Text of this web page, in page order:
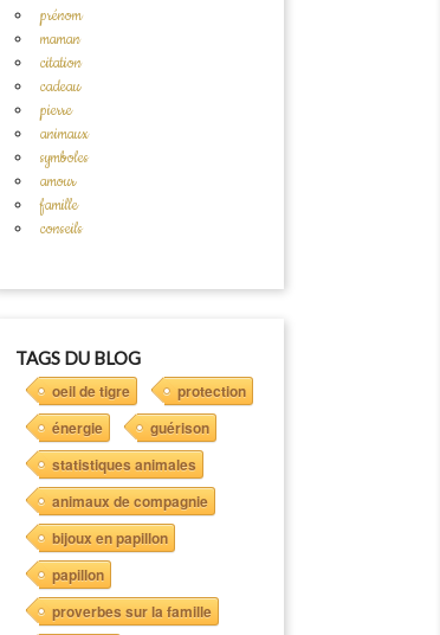
prénom
maman
citation
cadeau
pierre
animaux
symboles
amour
famille
conseils
TAGS DU BLOG
oeil de tigre
protection
énergie
guérison
statistiques animales
animaux de compagnie
bijoux en papillon
papillon
proverbes sur la famille